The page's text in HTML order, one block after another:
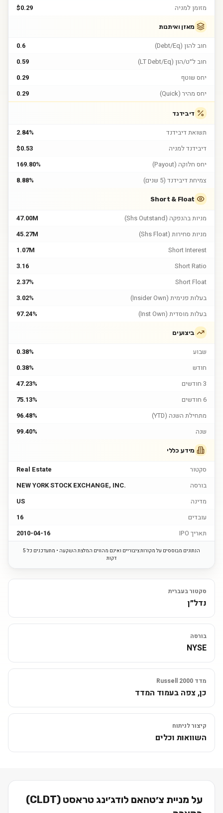
מזומן למניה
$0.29
מאזן ואיתנות
חוב להון (Debt/Eq)
0.6
חוב ל״ט/הון (LT Debt/Eq)
0.59
יחס שוטף
0.29
יחס מהיר (Quick)
0.29
דיבידנד
תשואת דיבידנד
2.84%
דיבידנד למניה
$0.53
יחס חלוקה (Payout)
169.80%
צמיחת דיבידנד (5 שנים)
8.88%
Short & Float
מניות בהנפקה (Shs Outstand)
47.00M
מניות סחירות (Shs Float)
45.27M
Short Interest
1.07M
Short Ratio
3.16
Short Float
2.37%
בעלות פנימית (Insider Own)
3.02%
בעלות מוסדית (Inst Own)
97.24%
ביצועים
שבוע
0.38%
חודש
0.38%
3 חודשים
47.23%
6 חודשים
75.13%
מתחילת השנה (YTD)
96.48%
שנה
99.40%
מידע כללי
סקטור
Real Estate
בורסה
NEW YORK STOCK EXCHANGE, INC.
מדינה
US
עובדים
16
תאריך IPO
2010-04-16
הנתונים מבוססים על מקורות ציבוריים ואינם מהווים המלצת השקעה • מתעדכנים כל 5
דקות
סקטור בעברית
נדל״ן
בורסה
NYSE
מדד Russell 2000
כן, צפה בעמוד המדד
קיצור לניתוח
השוואות וכלים
על מניית צ׳טהאם לודג׳ינג טראסט (
CLDT
)